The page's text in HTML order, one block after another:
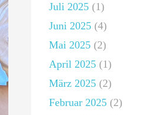
Juli 2025(1)
Juni 2025(4)
Mai 2025(2)
April 2025(1)
März 2025(2)
Februar 2025(2)